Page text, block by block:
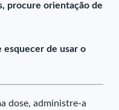
procure orientação de
esquecer de usar o
dose, administre-a